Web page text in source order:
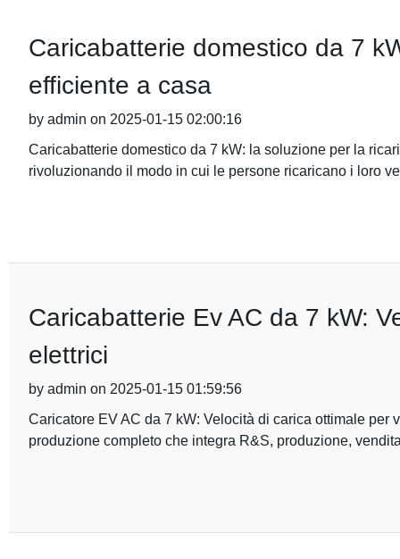
Caricabatterie domestico da 7
efficiente a casa
by admin on 2025-01-15 02:00:16
Caricabatterie domestico da 7 kW: la soluzione per la
rivoluzionando il modo in cui le persone ricaricano i loro
Caricabatterie Ev AC da 7 kW:
elettrici
by admin on 2025-01-15 01:59:56
Caricatore EV AC da 7 kW: Velocità di carica ottimale
produzione completo che integra R&S, produzione,